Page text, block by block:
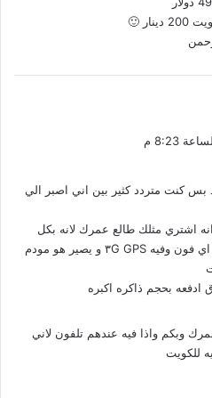
🙂
بس كنت متردد كثير بين اني اصبر الي
اشتري مثلك طالع عمرك لانه بكل
بساطه املك جهاز اي فون وفيه ٣G GPS و يصير هو مودم
ادفعه بحجم ذاكره اكبره
وبكم واذا فيه عندهم تلفون لاني
للكويت